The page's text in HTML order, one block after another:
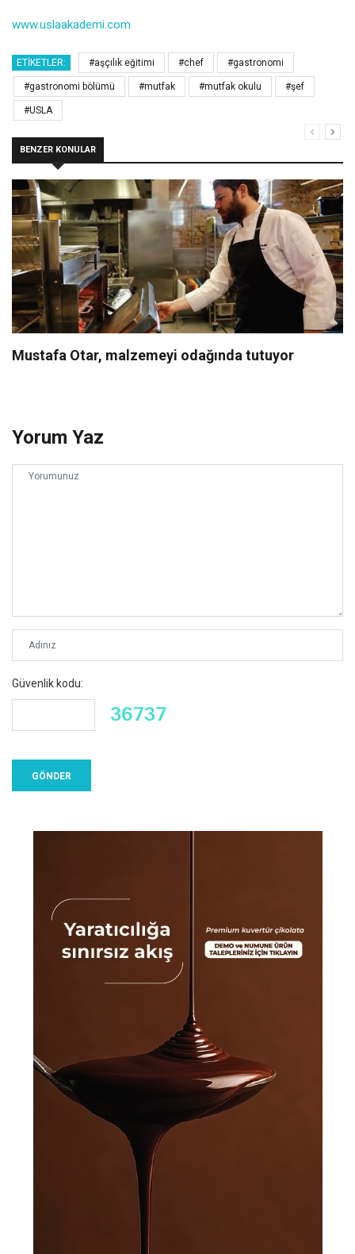
www.uslaakademi.com
ETIKETLER: #aşçılık eğitimi #chef #gastronomi
#gastronomi bölümü #mutfak #mutfak okulu #şef
#USLA
BENZER KONULAR
Mustafa Otar, malzemeyi odağında tutuyor
Yorum Yaz
Güvenlik kodu: